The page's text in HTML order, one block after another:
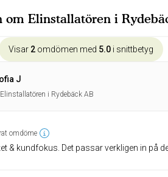
om Elinstallatören i
Visar 2 omdömen med 5.0 i snittbetyg
J
i Rydebäck AB
omdöme
& kundfokus. Det passar verkligen in på